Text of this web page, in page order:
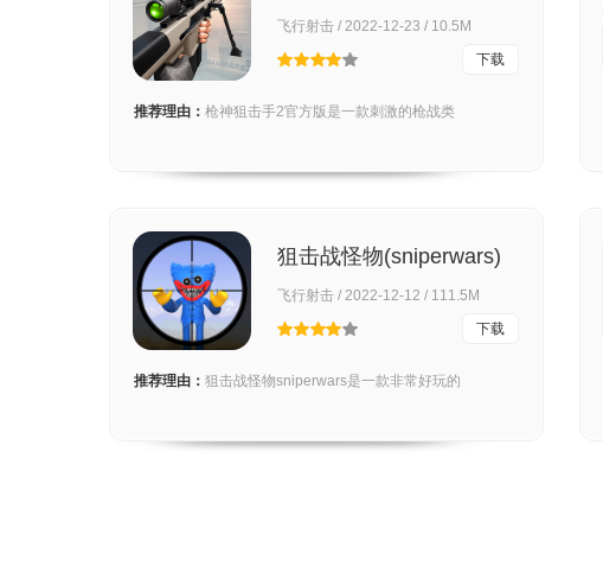
飞行射击 / 2022-12-23 / 10.5M
下载
推荐理由： 枪神狙击手2官方版是一款刺激的枪战类
狙击战怪物(sniperwars)
飞行射击 / 2022-12-12 / 111.5M
下载
推荐理由： 狙击战怪物sniperwars是一款非常好玩的